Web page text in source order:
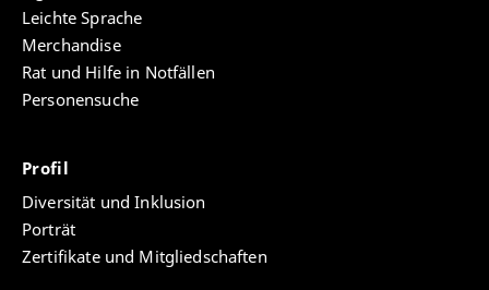
Leichte Sprache
Merchandise
Rat und Hilfe in Notfällen
Personensuche
Profil
Diversität und Inklusion
Porträt
Zertifikate und Mitgliedschaften